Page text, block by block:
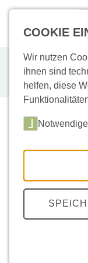
Sockel (3)
Keramik
COOKIE
Wir nutzen
ihnen sind
helfen, diese